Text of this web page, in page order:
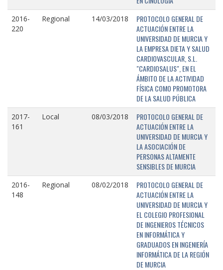
2016-
220
Regional 14/03/2018
PROTOCOLO GENERAL DE
ACTUACIÓN ENTRE LA
UNIVERSIDAD DE MURCIA Y
LA EMPRESA DIETA Y SALUD
CARDIOVASCULAR, S.L.
"CARDIOSALUS", EN EL
ÁMBITO DE LA ACTIVIDAD
FÍSICA COMO PROMOTORA
DE LA SALUD PÚBLICA
2017-
161
Local 08/03/2018
PROTOCOLO GENERAL DE
ACTUACIÓN ENTRE LA
UNIVERSIDAD DE MURCIA Y
LA ASOCIACIÓN DE
PERSONAS ALTAMENTE
SENSIBLES DE MURCIA
2016-
148
Regional 08/02/2018
PROTOCOLO GENERAL DE
ACTUACIÓN ENTRE LA
UNIVERSIDAD DE MURCIA Y
EL COLEGIO PROFESIONAL
DE INGENIEROS TÉCNICOS
EN INFORMÁTICA Y
GRADUADOS EN INGENIERÍA
INFORMÁTICA DE LA REGIÓN
DE MURCIA